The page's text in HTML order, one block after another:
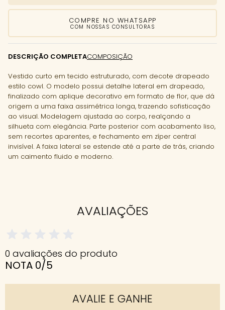
COMPRE NO WHATSAPP
COM NOSSAS CONSULTORAS
DESCRIÇÃO COMPLETACOMPOSIÇÃO
Vestido curto em tecido estruturado, com decote drapeado
estilo cowl. O modelo possui detalhe lateral em drapeado,
finalizado com aplique decorativo em formato de flor, que dá
origem a uma faixa assimétrica longa, trazendo sofisticação
ao visual. Modelagem ajustada ao corpo, realçando a
silhueta com elegância. Parte posterior com acabamento liso,
sem recortes aparentes, e fechamento em zíper central
invisível. A faixa lateral se estende até a parte de trás, criando
um caimento fluido e moderno.
AVALIAÇÕES
0 avaliações do produto
NOTA 0/5
AVALIE E GANHE